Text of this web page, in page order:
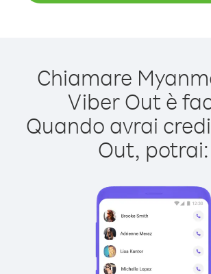
Chiamare
Viber Out è
Quando avrai
Out, potrai: